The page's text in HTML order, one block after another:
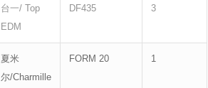
台一/ Top
EDM
DF435 3
夏米
尔/Charmille
FORM 20 1